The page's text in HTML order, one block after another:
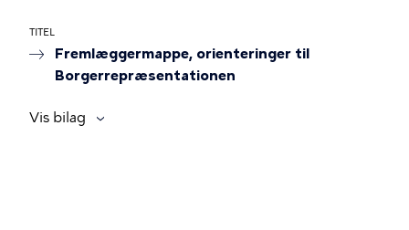
TITEL
Fremlæggermappe, orienteringer til
Borgerrepræsentationen
Vis bilag